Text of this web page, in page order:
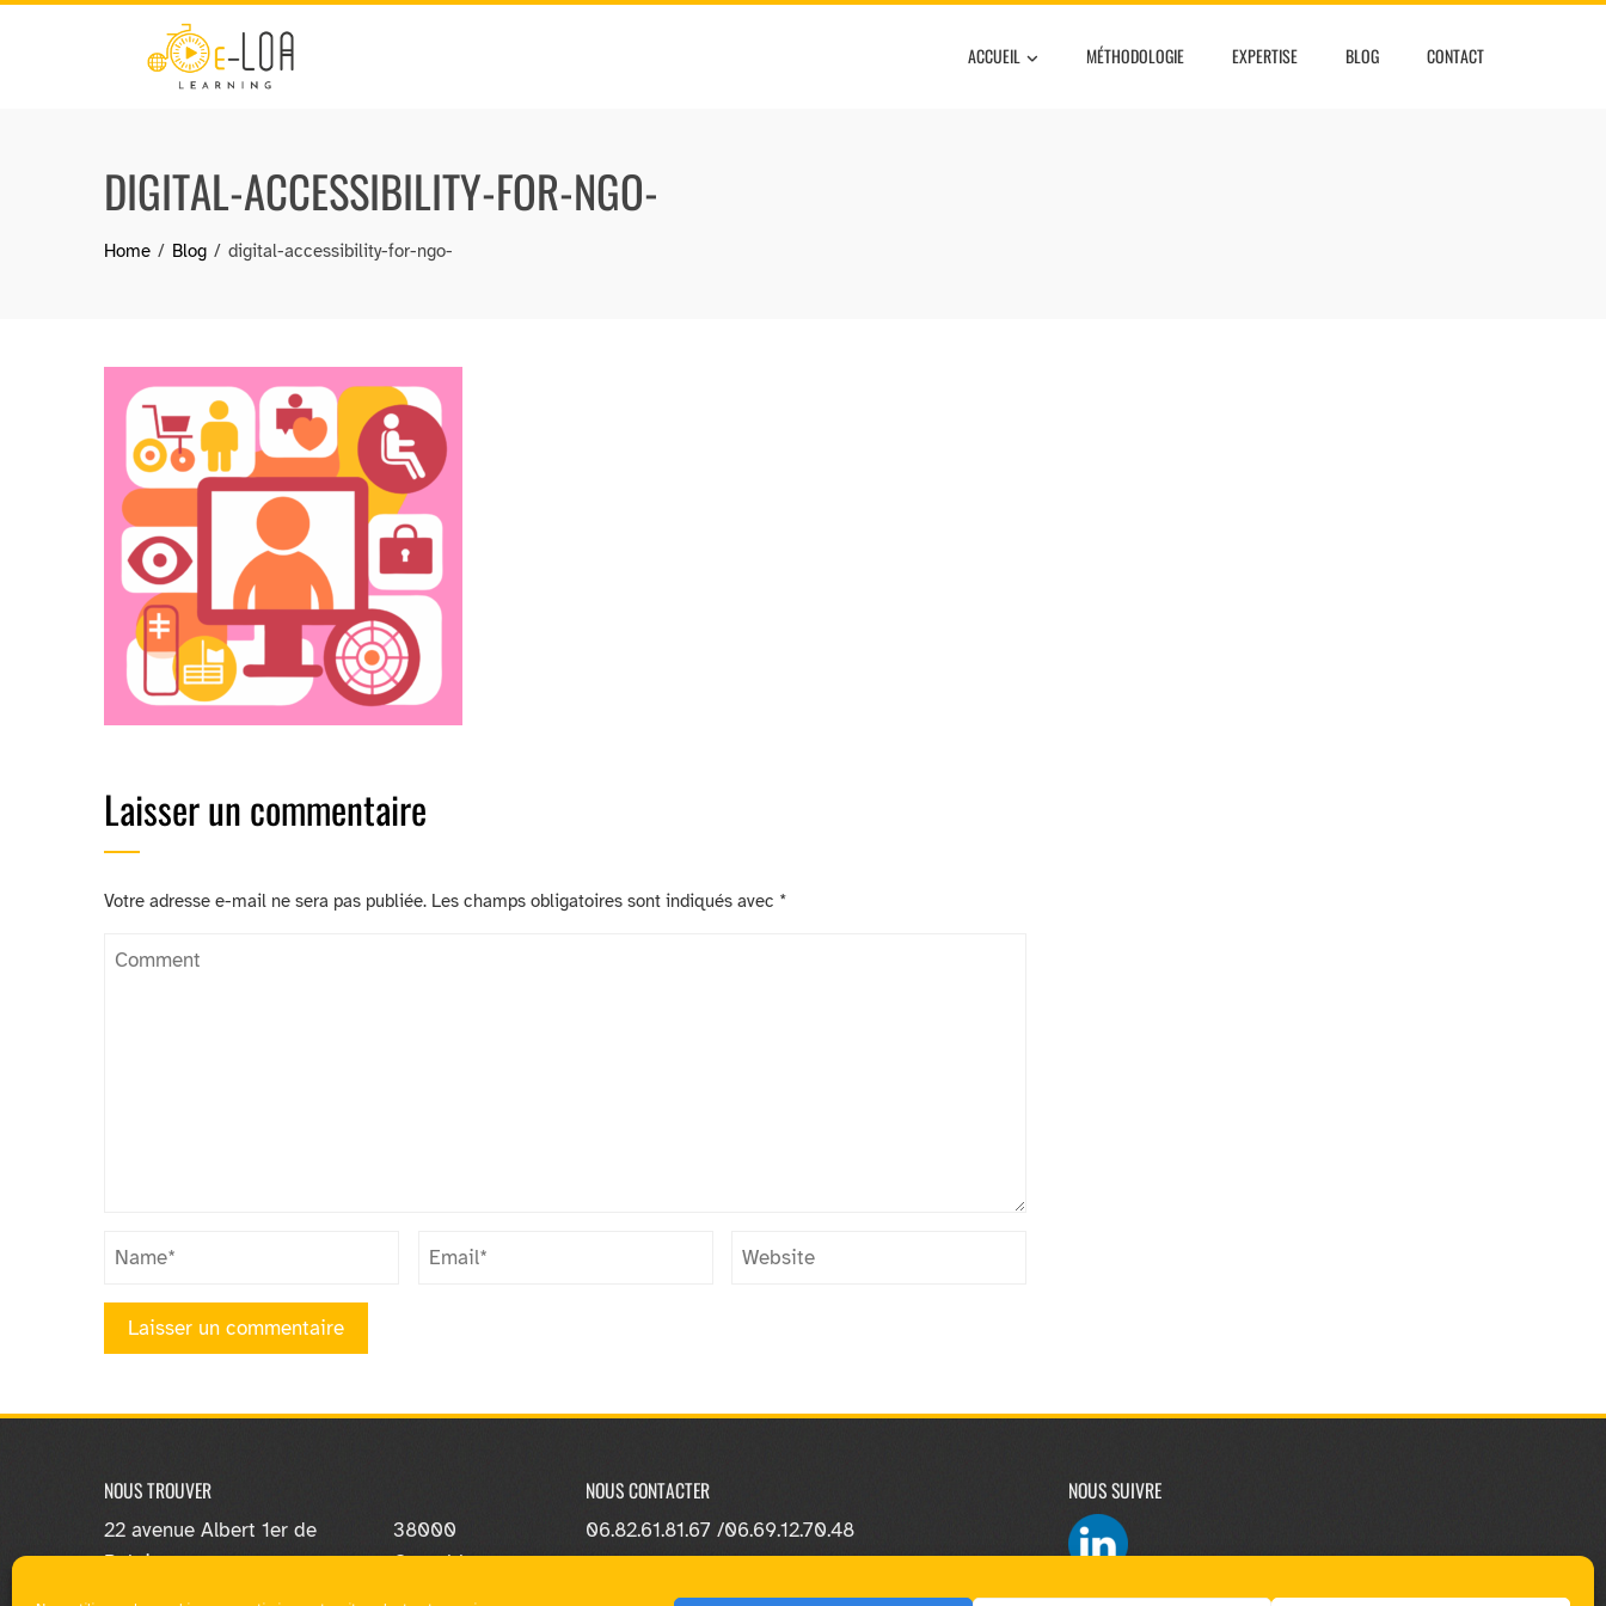
ACCUEIL MÉTHODOLOGIE EXPERTISE BLOG CONTACT
DIGITAL-ACCESSIBILITY-FOR-NGO-
Home Blog digital-accessibility-for-ngo-
Laisser un commentaire
Votre adresse e-mail ne sera pas publiée. Les champs obligatoires sont indiqués avec *
NOUS TROUVER
22 avenue Albert 1er de
Belgique
38000
Grenoble
NOUS CONTACTER
06.82.61.81.67 /06.69.12.70.48
NOUS SUIVRE